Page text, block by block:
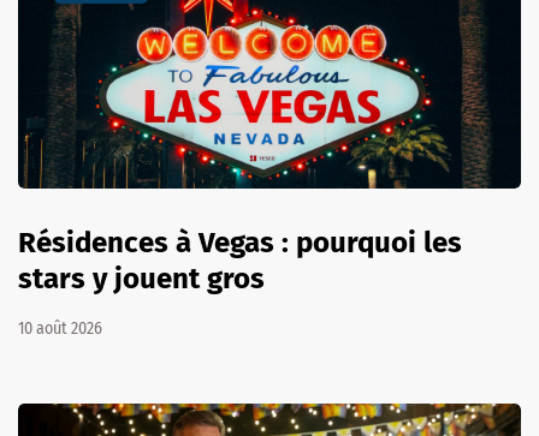
Résidences à Vegas : pourquoi les
stars y jouent gros
10 août 2026